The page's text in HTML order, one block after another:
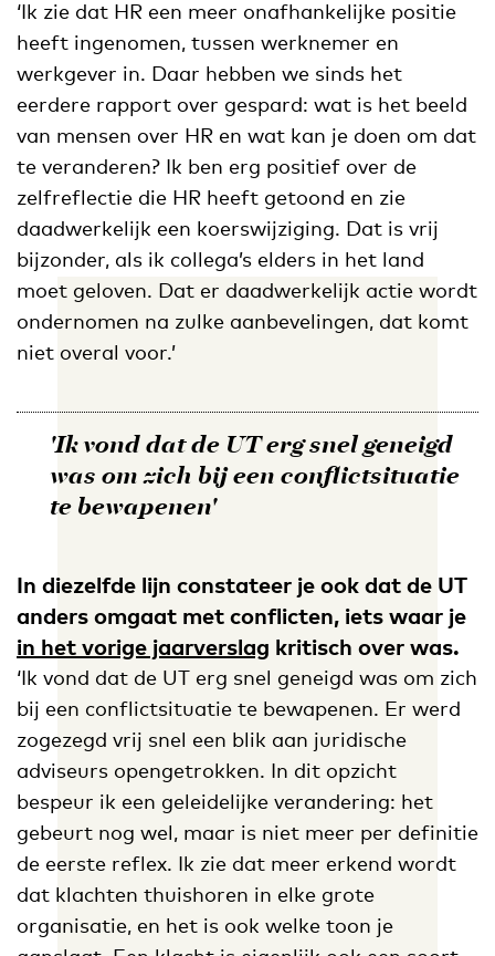
‘Ik zie dat HR een meer onafhankelijke positie
heeft ingenomen, tussen werknemer en
werkgever in. Daar hebben we sinds het
eerdere rapport over gespard: wat is het beeld
van mensen over HR en wat kan je doen om dat
te veranderen? Ik ben erg positief over de
zelfreflectie die HR heeft getoond en zie
daadwerkelijk een koerswijziging. Dat is vrij
bijzonder, als ik collega’s elders in het land
moet geloven. Dat er daadwerkelijk actie wordt
ondernomen na zulke aanbevelingen, dat komt
niet overal voor.’
'Ik vond dat de UT erg snel geneigd
was om zich bij een conflictsituatie
te bewapenen'
In diezelfde lijn constateer je ook dat de UT
anders omgaat met conflicten, iets waar je
in het vorige jaarverslag kritisch over was.
‘Ik vond dat de UT erg snel geneigd was om zich
bij een conflictsituatie te bewapenen. Er werd
zogezegd vrij snel een blik aan juridische
adviseurs opengetrokken. In dit opzicht
bespeur ik een geleidelijke verandering: het
gebeurt nog wel, maar is niet meer per definitie
de eerste reflex. Ik zie dat meer erkend wordt
dat klachten thuishoren in elke grote
organisatie, en het is ook welke toon je